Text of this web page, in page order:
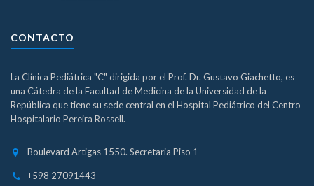
CONTACTO
La Clínica Pediátrica "C" dirigida por el Prof. Dr. Gustavo Giachetto, es
una Cátedra de la Facultad de Medicina de la Universidad de la
República que tiene su sede central en el Hospital Pediátrico del Centro
Hospitalario Pereira Rossell.
Boulevard Artigas 1550. Secretaria Piso 1
+598 27091443